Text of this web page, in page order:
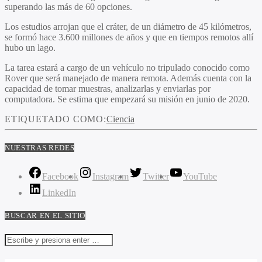
superando las más de 60 opciones.
Los estudios arrojan que el cráter, de un diámetro de 45 kilómetros,
se formó hace 3.600 millones de años y que en tiempos remotos allí
hubo un lago.
La tarea estará a cargo de un vehículo no tripulado conocido como
Rover que será manejado de manera remota. Además cuenta con la
capacidad de tomar muestras, analizarlas y enviarlas por
computadora. Se estima que empezará su misión en junio de 2020.
ETIQUETADO COMO:Ciencia
NUESTRAS REDES
Facebook Instagram Twitter
YouTube
LinkedIn
BUSCAR EN EL SITIO